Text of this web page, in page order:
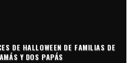
DE HALLOWEEN DE FAMILIAS DE
Y DOS PAPÁS